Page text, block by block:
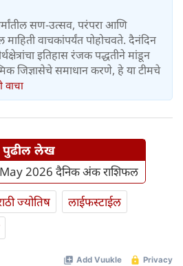
सण-उत्सव, परंपरा आणि
वाचकांपर्यंत पोहोचवते. दैनंदिन
इतिहास रंजक पद्धतीने मांडून
जिज्ञासेचे समाधान करणे, हे या टीमचे
पुढील लेख
2026 दैनिक अंक राशिफल
ज्योतिष
लाईफस्टाईल